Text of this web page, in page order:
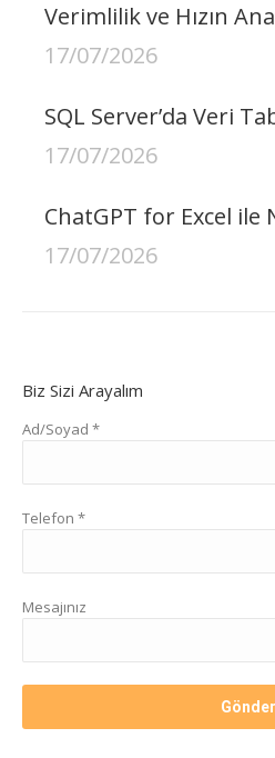
Verimlilik ve Hızın
17/07/2026
SQL Server’da Veri
17/07/2026
ChatGPT for Excel ile
17/07/2026
Biz Sizi Arayalım
Ad/Soyad *
Telefon *
Mesajınız